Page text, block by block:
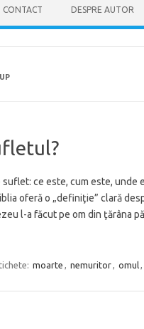
CONTACT DESPRE AUTOR
ce este, cum este,
oferă o „definiţie” clară
l-a făcut pe om din ţărâna
moarte , nemuritor, omul,